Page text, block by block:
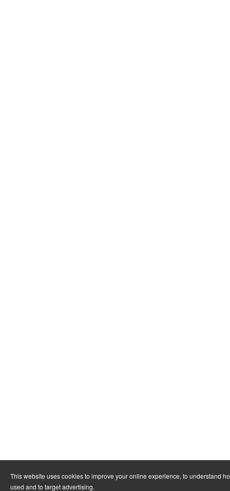
This website uses cookies to improve your online experience, to understand
used and to target advertising.